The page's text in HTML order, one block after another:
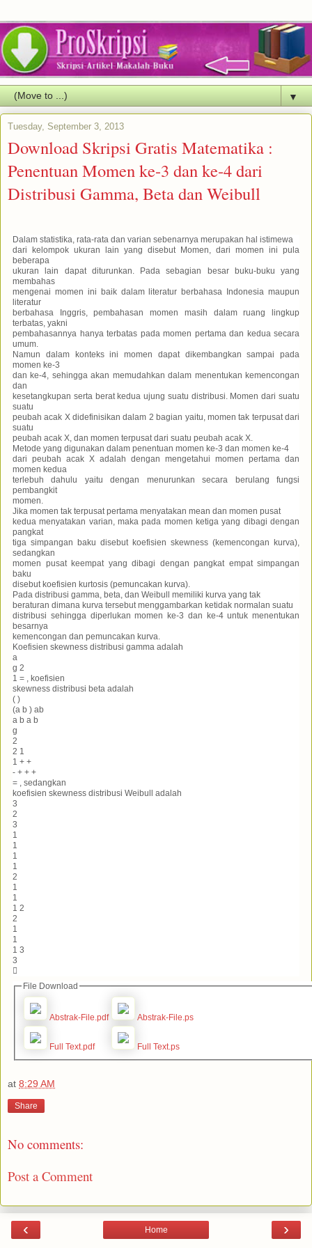
▼
Tuesday, September 3, 2013
Download Skripsi Gratis Matematika :
Penentuan Momen ke-3 dan ke-4 dari
Distribusi Gamma, Beta dan Weibull
Dalam statistika, rata-rata dan varian sebenarnya merupakan hal istimewa
dari kelompok ukuran lain yang disebut Momen, dari momen ini pula
beberapa
ukuran lain dapat diturunkan. Pada sebagian besar buku-buku yang
membahas
mengenai momen ini baik dalam literatur berbahasa Indonesia maupun
literatur
berbahasa Inggris, pembahasan momen masih dalam ruang lingkup
terbatas, yakni
pembahasannya hanya terbatas pada momen pertama dan kedua secara
umum.
Namun dalam konteks ini momen dapat dikembangkan sampai pada
momen ke-3
dan ke-4, sehingga akan memudahkan dalam menentukan kemencongan
dan
kesetangkupan serta berat kedua ujung suatu distribusi. Momen dari suatu
suatu
peubah acak X didefinisikan dalam 2 bagian yaitu, momen tak terpusat dari
suatu
peubah acak X, dan momen terpusat dari suatu peubah acak X.
Metode yang digunakan dalam penentuan momen ke-3 dan momen ke-4
dari peubah acak X adalah dengan mengetahui momen pertama dan
momen kedua
terlebuh dahulu yaitu dengan menurunkan secara berulang fungsi
pembangkit
momen.
Jika momen tak terpusat pertama menyatakan mean dan momen pusat
kedua menyatakan varian, maka pada momen ketiga yang dibagi dengan
pangkat
tiga simpangan baku disebut koefisien skewness (kemencongan kurva),
sedangkan
momen pusat keempat yang dibagi dengan pangkat empat simpangan
baku
disebut koefisien kurtosis (pemuncakan kurva).
Pada distribusi gamma, beta, dan Weibull memiliki kurva yang tak
beraturan dimana kurva tersebut menggambarkan ketidak normalan suatu
distribusi sehingga diperlukan momen ke-3 dan ke-4 untuk menentukan
besarnya
kemencongan dan pemuncakan kurva.
Koefisien skewness distribusi gamma adalah
a
g 2
1 = , koefisien
skewness distribusi beta adalah
( )
(a b ) ab
a b a b
g
2
2 1
1 + +
- + + +
= , sedangkan
koefisien skewness distribusi Weibull adalah
3
2
3
1
1
1
1
2
1
1
1 2
2
1
1
1 3
3

File Download
Abstrak-File.pdf Abstrak-File.ps
Full Text.pdf Full Text.ps
at 8:29 AM
Share
No comments:
Post a Comment
‹ ›
Home